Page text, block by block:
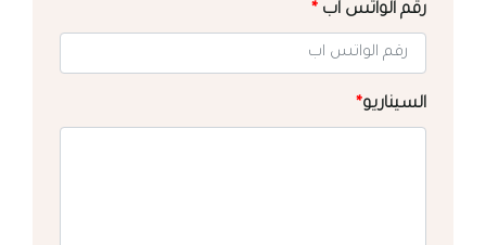
رقم الواتس آب *
السيناريو*